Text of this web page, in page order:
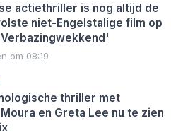
actiethriller is nog altijd de
niet-Engelstalige film op
om 08:19
thriller met
en Greta Lee nu te zien